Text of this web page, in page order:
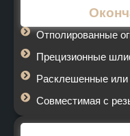
Отполированные
Прецизионные
Расклешенные
Совместимая с